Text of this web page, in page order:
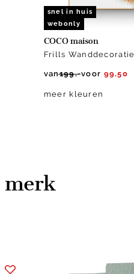
snel in huis
webonly
COCO maison
Frills
van199.-voor 99.50
meer kleuren
merk